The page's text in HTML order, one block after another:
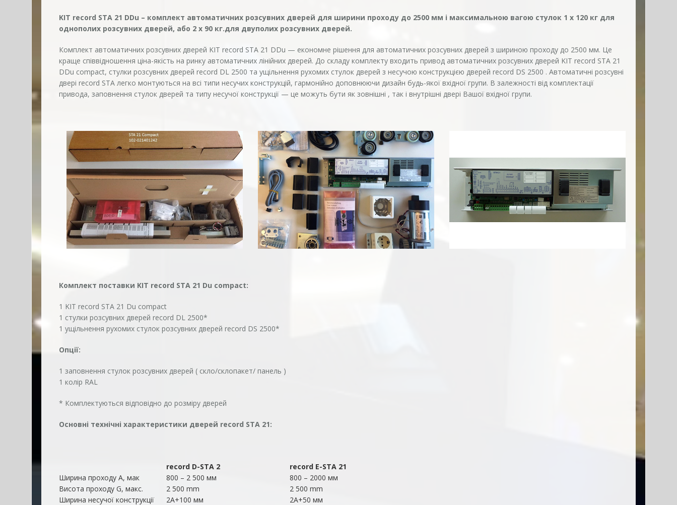
KIT record STA 21 DDu – комплект автоматичних розсувних дверей для ширини проходу до 2500 мм і максимальною вагою стулок 1 x 120 кг для
однополих розсувних дверей, або 2 x 90 кг.для двуполих розсувних дверей.
Комплект автоматичних розсувних дверей KIT record STA 21 DDu — економне рішення для автоматичних розсувних дверей з шириною проходу до 2500 мм. Це
краще співвідношення ціна-якість на ринку автоматичних лінійних дверей. До складу комплекту входить привод автоматичних розсувних дверей KIT record STA 21
DDu compact, стулки розсувних дверей record DL 2500 та ущільнення рухомих стулок дверей з несучою конструкцією дверей record DS 2500 . Автоматичні розсувні
двері record STA легко монтуються на всі типи несучих конструкцій, гармонійно доповнюючи дизайн будь-якої вхідної групи. В залежності від комплектації
привода, заповнення стулок дверей та типу несучої конструкції — це можуть бути як зовнішні , так і внутрішні двері Вашої вхідної групи.
Комплект поставки KIT record STA 21 Du compact:
1 KIT record STA 21 Du compact
1 стулки розсувних дверей record DL 2500*
1 ущільнення рухомих стулок розсувних дверей record DS 2500*
Опції:
1 заповнення стулок розсувних дверей ( скло/склопакет/ панель )
1 колір RAL
* Комплектуються відповідно до розміру дверей
Основні технічні характеристики дверей record STA 21:
record D-STA 2
record E-STA 21
Ширина проходу A, мак
800 – 2 500 мм
800 – 2000 мм
Висота проходу G, макс.
2 500 mm
2 500 mm
Ширина несучої конструкції
2А+100 мм
2А+50 мм